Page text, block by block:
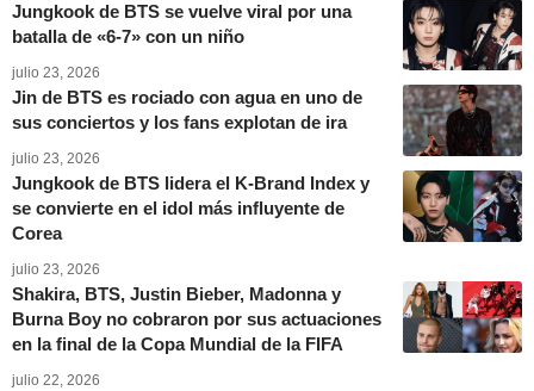
Jungkook de BTS se vuelve viral por una
batalla de «6-7» con un niño
julio 23, 2026
Jin de BTS es rociado con agua en uno de
sus conciertos y los fans explotan de ira
julio 23, 2026
Jungkook de BTS lidera el K-Brand Index y
se convierte en el idol más influyente de
Corea
julio 23, 2026
Shakira, BTS, Justin Bieber, Madonna y
Burna Boy no cobraron por sus actuaciones
en la final de la Copa Mundial de la FIFA
julio 22, 2026